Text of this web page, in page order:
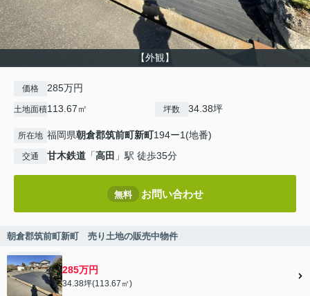
【外観】
価格 285万円
土地面積113.67㎡ 坪数 34.38坪
所在地 福岡県朝倉郡筑前町新町194ー1(地番)
交通 甘木鉄道 「高田 」駅 徒歩35分
無料 お問い合わせ
朝倉郡筑前町新町 売り土地の販売中物件
285万円
34.38坪(113.67㎡)